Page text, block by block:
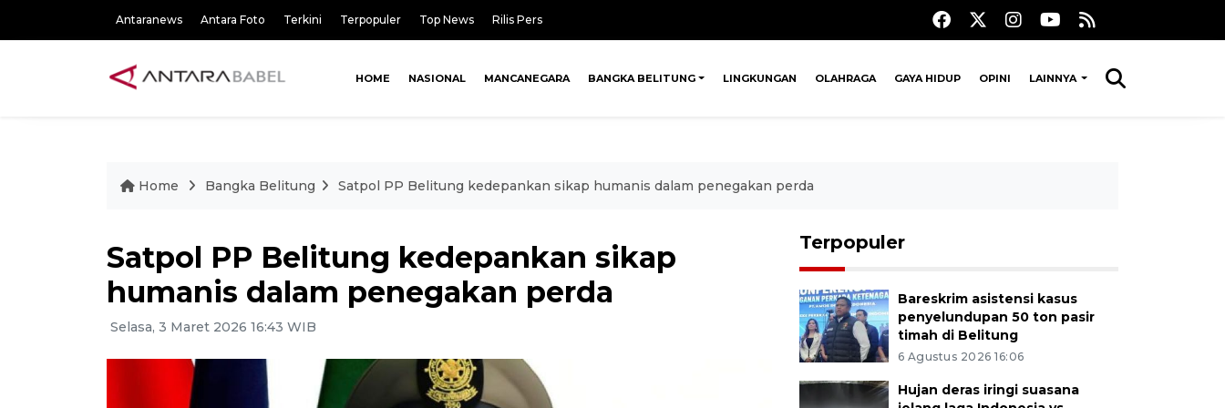
Antaranews Antara Foto Terkini Terpopuler Top News Rilis Pers
HOME NASIONAL MANCANEGARA BANGKA BELITUNG LINGKUNGAN OLAHRAGA GAYA HIDUP OPINI LAINNYA
Home Bangka Belitung Satpol PP Belitung kedepankan sikap humanis dalam penegakan perda
Satpol PP Belitung kedepankan sikap
humanis dalam penegakan perda
Selasa, 3 Maret 2026 16:43 WIB
Terpopuler
Bareskrim asistensi kasus
penyelundupan 50 ton pasir
timah di Belitung
6 Agustus 2026 16:06
Hujan deras iringi suasana